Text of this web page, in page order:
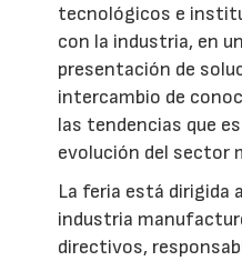
tecnológicos e
con la industria, en
presentación de
intercambio de
las tendencias que
evolución del sector
La feria está dirigida
industria
directivos,